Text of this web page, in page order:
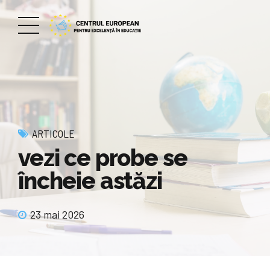
ARTICOLE
vezi ce probe se
încheie astăzi
23 mai 2026